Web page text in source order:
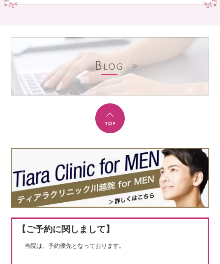
【ご予約に関しまして】
当院は、予約優先となっております。